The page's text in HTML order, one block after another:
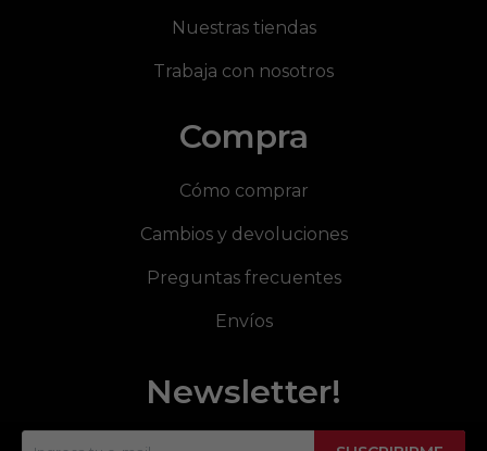
Nuestras tiendas
Trabaja con nosotros
Compra
Cómo comprar
Cambios y devoluciones
Preguntas frecuentes
Envíos
Newsletter!